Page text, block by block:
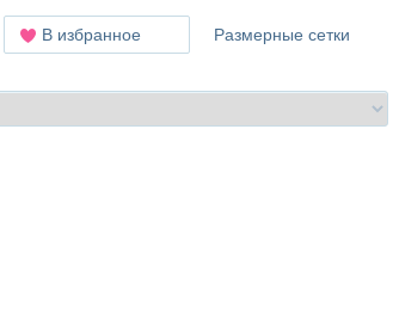
В избранное Размерные сетки